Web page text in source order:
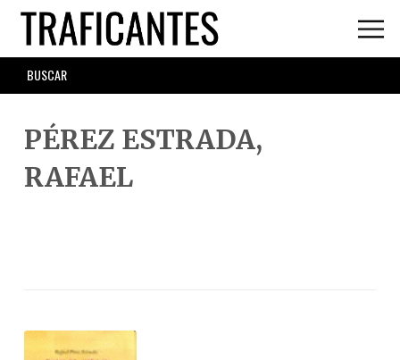
Skip
main
content
SEARCH
FORM
PÉREZ ESTRADA,
RAFAEL